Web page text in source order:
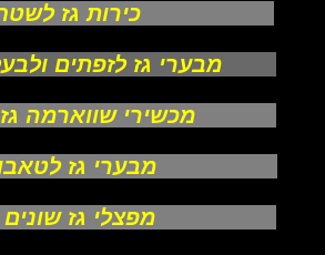
כירות גז
מבערי גז לזפתים
מכשירי שווארמה
מבערי גז
מפצלי גז